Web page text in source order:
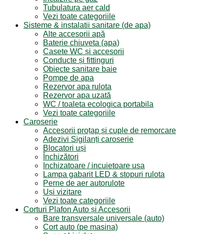
Tubulatura aer cald
Vezi toate categoriile
Sisteme & instalatii sanitare (de apa)
Alte accesorii apă
Baterie chiuveta (apa)
Casete WC și accesorii
Conducte și fittinguri
Obiecte sanitare baie
Pompe de apa
Rezervor apa rulota
Rezervor apa uzată
WC / toaleta ecologica portabila
Vezi toate categoriile
Caroserie
Accesorii proțap și cuple de remorcare
Adezivi Sigilanți caroserie
Blocatori uși
Închizători
Inchizatoare / incuietoare usa
Lampa gabarit LED & stopuri rulota
Perne de aer autorulote
Uși vizitare
Vezi toate categoriile
Corturi Plafon Auto și Accesorii
Bare transversale universale (auto)
Cort auto (pe masina)